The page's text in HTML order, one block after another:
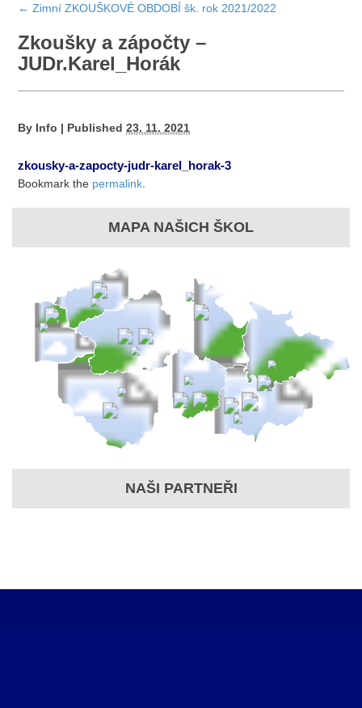
← Zimní ZKOUŠKOVÉ OBDOBÍ šk. rok 2021/2022
Zkoušky a zápočty –
JUDr.Karel_Horák
By Info | Published 23. 11. 2021
zkousky-a-zapocty-judr-karel_horak-3
Bookmark the permalink
MAPA NAŠICH ŠKOL
NAŠI PARTNEŘI